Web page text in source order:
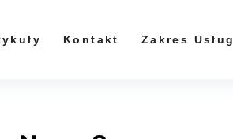
Kontakt Zakres Usług